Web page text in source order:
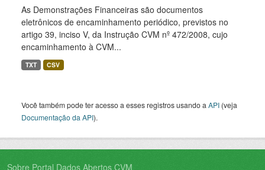
As Demonstrações Financeiras são documentos
eletrônicos de encaminhamento periódico, previstos no
artigo 39, inciso V, da Instrução CVM nº 472/2008, cujo
encaminhamento à CVM...
TXT CSV
Você também pode ter acesso a esses registros usando a API (veja
Documentação da API).
Sobre Portal Dados Abertos CVM